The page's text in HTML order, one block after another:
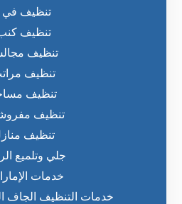
تنظيف في
تنظيف
تنظيف
تنظيف
تنظيف
تنظيف
تنظيف
جلي وتلميع
خدمات
خدمات التنظيف الجاف